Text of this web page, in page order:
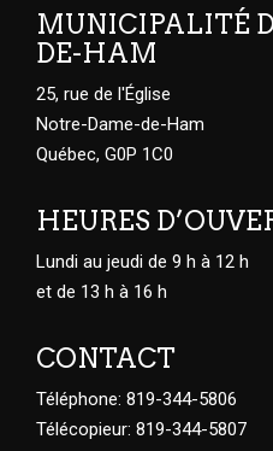
MUNICIPALITÉ
DE-HAM
25, rue de l'Église
Notre-Dame-de-Ham
Québec, G0P 1C0
HEURES
Lundi au jeudi de 9 h à 12 h
et de 13 h à 16 h
CONTACT
Téléphone: 819-344-5806
Télécopieur: 819-344-5807